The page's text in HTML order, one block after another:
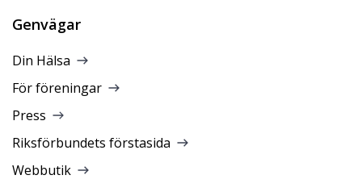
Genvägar
Din Hälsa
För föreningar
Press
Riksförbundets förstasida
Webbutik